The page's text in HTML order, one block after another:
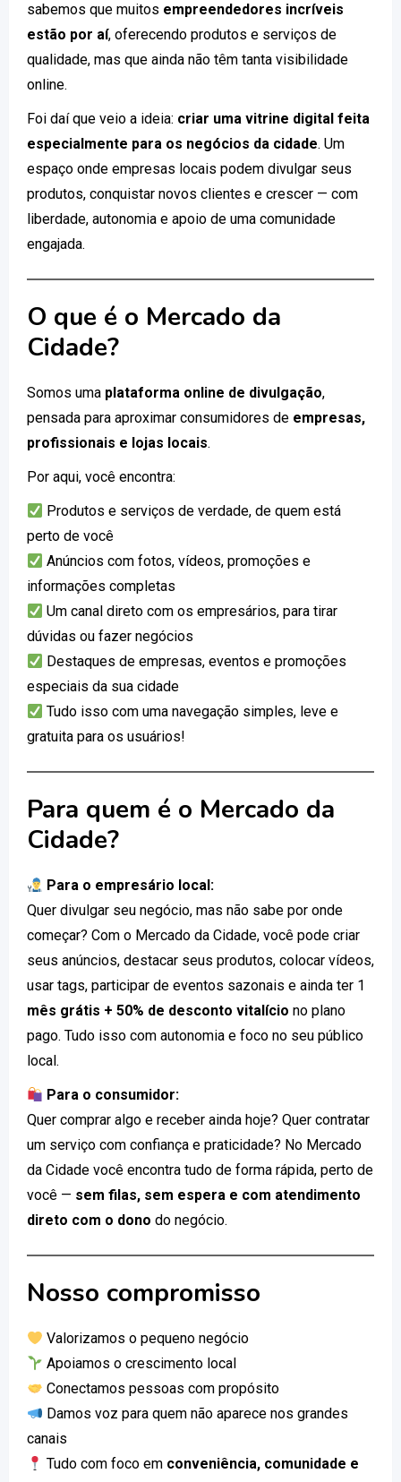
sabemos que muitos empreendedores incríveis
estão por aí, oferecendo produtos e serviços de
qualidade, mas que ainda não têm tanta visibilidade
online.
Foi daí que veio a ideia: criar uma vitrine digital feita
especialmente para os negócios da cidade. Um
espaço onde empresas locais podem divulgar seus
produtos, conquistar novos clientes e crescer — com
liberdade, autonomia e apoio de uma comunidade
engajada.
O que é o Mercado da
Cidade?
Somos uma plataforma online de divulgação,
pensada para aproximar consumidores de empresas,
profissionais e lojas locais.
Por aqui, você encontra:
Produtos e serviços de verdade, de quem está
perto de você
Anúncios com fotos, vídeos, promoções e
informações completas
Um canal direto com os empresários, para tirar
dúvidas ou fazer negócios
Destaques de empresas, eventos e promoções
especiais da sua cidade
Tudo isso com uma navegação simples, leve e
gratuita para os usuários!
Para quem é o Mercado da
Cidade?
Para o empresário local:
Quer divulgar seu negócio, mas não sabe por onde
começar? Com o Mercado da Cidade, você pode criar
seus anúncios, destacar seus produtos, colocar vídeos,
usar tags, participar de eventos sazonais e ainda ter 1
mês grátis + 50% de desconto vitalício no plano
pago. Tudo isso com autonomia e foco no seu público
local.
Para o consumidor:
Quer comprar algo e receber ainda hoje? Quer contratar
um serviço com confiança e praticidade? No Mercado
da Cidade você encontra tudo de forma rápida, perto de
você — sem filas, sem espera e com atendimento
direto com o dono do negócio.
Nosso compromisso
Valorizamos o pequeno negócio
Apoiamos o crescimento local
Conectamos pessoas com propósito
Damos voz para quem não aparece nos grandes
canais
Tudo com foco em conveniência, comunidade e